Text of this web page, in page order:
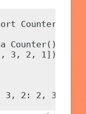
Counter
Counter()
3, 2, 1])